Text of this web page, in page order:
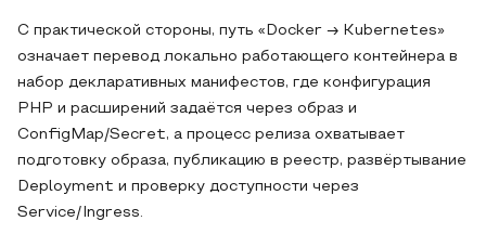
С практической стороны, путь «Docker → Kubernetes»
означает перевод локально работающего контейнера в
набор декларативных манифестов, где конфигурация
PHP и расширений задаётся через образ и
ConfigMap/Secret, а процесс релиза охватывает
подготовку образа, публикацию в реестр, развёртывание
Deployment и проверку доступности через
Service/Ingress.